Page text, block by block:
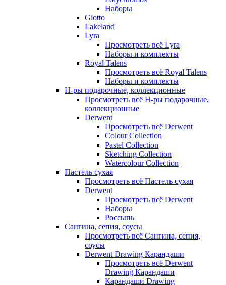
Наборы
Giotto
Lakeland
Lyra
Просмотреть всё Lyra
Наборы и комплекты
Royal Talens
Просмотреть всё Royal Talens
Наборы и комплекты
Н-ры подарочные, коллекционные
Просмотреть всё Н-ры подарочные,
коллекционные
Derwent
Просмотреть всё Derwent
Colour Collection
Pastel Collection
Sketching Collection
Watercolour Collection
Пастель сухая
Просмотреть всё Пастель сухая
Derwent
Просмотреть всё Derwent
Наборы
Россыпь
Сангина, сепия, соусы
Просмотреть всё Сангина, сепия,
соусы
Derwent Drawing Карандаши
Просмотреть всё Derwent
Drawing Карандаши
Карандаши Drawing